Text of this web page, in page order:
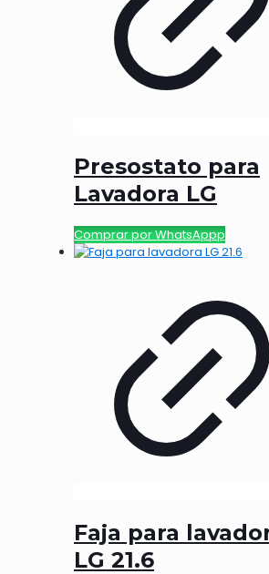
Presostato para
Lavadora LG
Comprar por WhatsAppp
Faja para
LG 21.6